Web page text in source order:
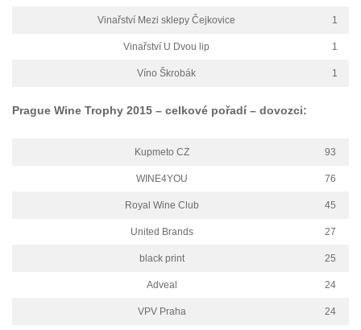
Vinařství Mezi sklepy Čejkovice 1
Vinařství U Dvou lip 1
Víno Škrobák 1
Prague Wine Trophy 2015 – celkové pořadí – dovozci:
Kupmeto CZ 93
WINE4YOU 76
Royal Wine Club 45
United Brands 27
black print 25
Adveal 24
VPV Praha 24